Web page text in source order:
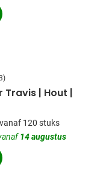
Travis | Hout |
120 stuks
14 augustus